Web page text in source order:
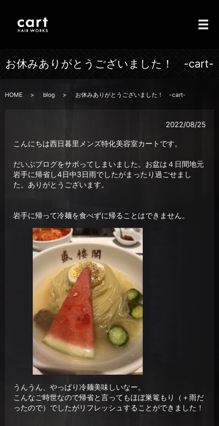
メ
お休みありがとうございました！ -cart-
HOME blog お休みありがとうございました！ -cart-
2022/08/25
こんにちは西日暮里メンズ特化美容室カートです。
だいぶブログをサボってしまいました。お盆は４日間地元
岩手に帰省し4日中3日雨でしたがまったり過ごせまし
た。ありがとうございます。
岩手に帰って冷麺を食べずに帰ることはできません。
うんうん、やっぱり冷麺美味しいなー。
こんなご時世なので帰省と言ってもほぼ巣篭もり（＋雨だ
ったので）でしたがリフレッシュすることができました！